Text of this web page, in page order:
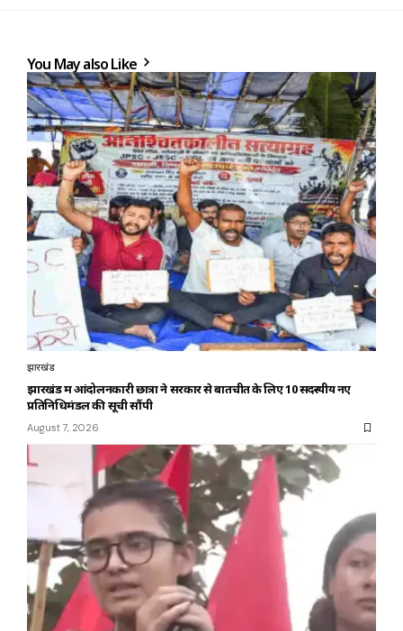
You May also Like
झारखंड
झारखंड में आंदोलनकारी छात्रों ने सरकार से बातचीत के लिए 10 सदस्यीय नए
प्रतिनिधिमंडल की सूची सौंपी
August 7, 2026